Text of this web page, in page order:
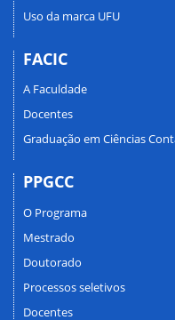
Uso da marca UFU
FACIC
A Faculdade
Docentes
Graduação em Ciências
PPGCC
O Programa
Mestrado
Doutorado
Processos seletivos
Docentes